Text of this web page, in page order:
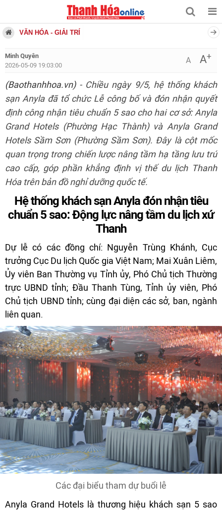
VĂN HÓA - GIẢI TRÍ
Minh Quyên
2026-05-09 19:03:00
A A+
(Baothanhhoa.vn)- Chiều ngày 9/5, hệ thống khách
sạn Anyla đã tổ chức Lễ công bố và đón nhận quyết
định công nhận tiêu chuẩn 5 sao cho hai cơ sở: Anyla
Grand Hotels (Phường Hạc Thành) và Anyla Grand
Hotels Sầm Sơn (Phường Sầm Sơn). Đây là cột mốc
quan trọng trong chiến lược nâng tầm hạ tầng lưu trú
cao cấp, góp phần khẳng định vị thế du lịch Thanh
Hóa trên bản đồ nghỉ dưỡng quốc tế.
Hệ thống khách sạn Anyla đón nhận tiêu
chuẩn 5 sao: Động lực nâng tầm du lịch xứ
Thanh
Dự lễ có các đồng chí: Nguyễn Trùng Khánh, Cục
trưởng Cục Du lịch Quốc gia Việt Nam; Mai Xuân Liêm,
Ủy viên Ban Thường vụ Tỉnh ủy, Phó Chủ tịch Thường
trực UBND tỉnh; Đầu Thanh Tùng, Tỉnh ủy viên, Phó
Chủ tịch UBND tỉnh; cùng đại diện các sở, ban, ngành
liên quan.
Các đại biểu tham dự buổi lễ
Anyla Grand Hotels là thương hiệu khách sạn 5 sao